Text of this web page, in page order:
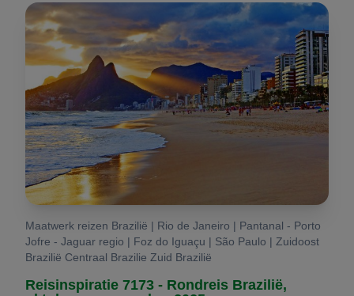
Maatwerk reizen Brazilië | Rio de Janeiro | Pantanal - Porto
Jofre - Jaguar regio | Foz do Iguaçu | São Paulo | Zuidoost
Brazilië Centraal Brazilie Zuid Brazilië
Reisinspiratie 7173 - Rondreis Brazilië,